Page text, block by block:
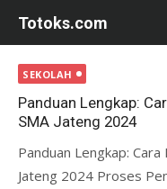
Totoks.com
SEKOLAH
Panduan Lengkap:
SMA Jateng 2024
Panduan Lengkap:
Jateng 2024 Proses